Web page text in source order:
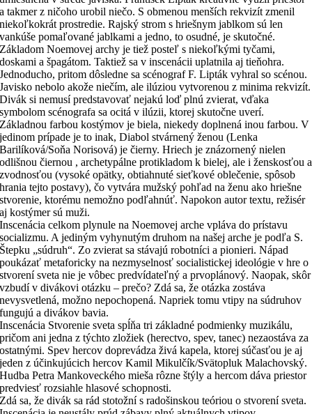
a takmer z ničoho urobil niečo. S obmenou menších rekvizít zmenil
niekoľkokrát prostredie. Rajský strom s hriešnym jablkom sú len
vankúše pomaľované jablkami a jedno, to osudné, je skutočné.
Základom Noemovej archy je tiež posteľ s niekoľkými tyčami,
doskami a špagátom. Taktiež sa v inscenácii uplatnila aj tieňohra.
Jednoducho, pritom dôsledne sa scénograf F. Lipták vyhral so scénou.
Javisko nebolo akože niečím, ale ilúziou vytvorenou z minima rekvizít.
Divák si nemusí predstavovať nejakú loď plnú zvierat, vďaka
symbolom scénografa sa ocitá v ilúzii, ktorej skutočne uverí.
Základnou farbou kostýmov je biela, niekedy doplnená inou farbou. V
jedinom prípade je to inak, Diabol stvárnený ženou (Lenka
Barilíková/Soňa Norisová) je čierny. Hriech je znázornený nielen
odlišnou čiernou , archetypálne protikladom k bielej, ale i ženskosťou a
zvodnosťou (vysoké opätky, obtiahnuté sieťkové oblečenie, spôsob
hrania tejto postavy), čo vytvára mužský pohľad na ženu ako hriešne
stvorenie, ktorému nemožno podľahnúť. Napokon autor textu, režisér
aj kostýmer sú muži.
Inscenácia celkom plynule na Noemovej arche vpláva do prístavu
socializmu. A jediným vyhynutým druhom na našej arche je podľa S.
Štepku „súdruh“. Zo zvierat sa stávajú robotníci a pionieri. Nápad
poukázať metaforicky na nezmyselnosť socialistickej ideológie v hre o
stvorení sveta nie je vôbec predvídateľný a prvoplánový. Naopak, skôr
vzbudí v divákovi otázku – prečo? Zdá sa, že otázka zostáva
nevysvetlená, možno nepochopená. Napriek tomu vtipy na súdruhov
fungujú a divákov bavia.
Inscenácia Stvorenie sveta spĺňa tri základné podmienky muzikálu,
pričom ani jedna z týchto zložiek (herectvo, spev, tanec) nezaostáva za
ostatnými. Spev hercov doprevádza živá kapela, ktorej súčasťou je aj
jeden z účinkujúcich hercov Kamil Mikulčík/Svätopluk Malachovský.
Hudba Petra Mankoveckého mieša rôzne štýly a hercom dáva priestor
predviesť rozsiahle hlasové schopnosti.
Zdá sa, že divák sa rád stotožní s radošinskou teóriou o stvorení sveta.